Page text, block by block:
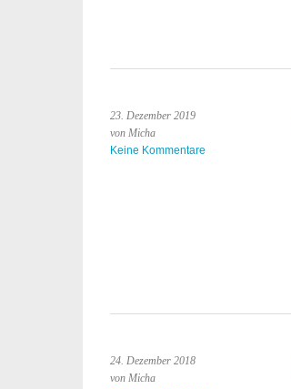
23. Dezember 2019
von Micha
Keine Kommentare
24. Dezember 2018
von Micha